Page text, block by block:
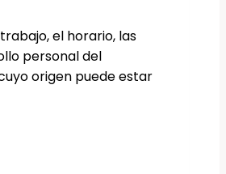
el horario, las
personal del
origen puede estar